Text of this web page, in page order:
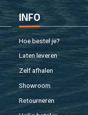
INFO
Hoe be­stel je?
Laten le­ve­ren
Zelf af­ha­len
Show­room
Re­tour­ne­ren